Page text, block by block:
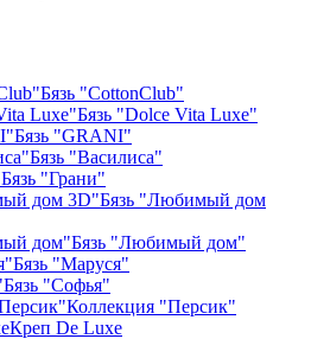
Бязь "CottonClub"
Бязь "Dolce Vita Luxe"
Бязь "GRANI"
Бязь "Василиса"
Бязь "Грани"
Бязь "Любимый дом
Бязь "Любимый дом"
Бязь "Маруся"
Бязь "Софья"
Коллекция "Персик"
Креп De Luxe